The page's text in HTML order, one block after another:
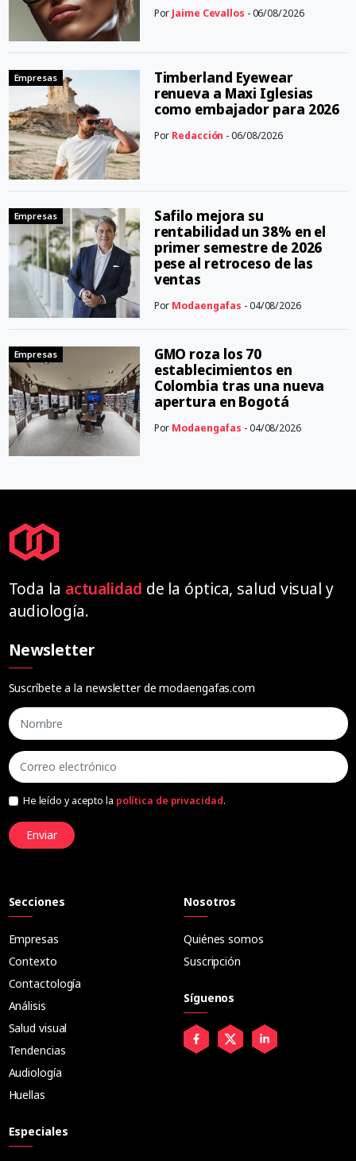
Por Jaime Cevallos - 06/08/2026
Empresas
Timberland Eyewear
renueva a Maxi Iglesias
como embajador para 2026
Por Redacción - 06/08/2026
Empresas
Safilo mejora su
rentabilidad un 38% en el
primer semestre de 2026
pese al retroceso de las
ventas
Por Modaengafas - 04/08/2026
Empresas
GMO roza los 70
establecimientos en
Colombia tras una nueva
apertura en Bogotá
Por Modaengafas - 04/08/2026
Toda la actualidad de la óptica, salud visual y
audiología.
Newsletter
Suscríbete a la newsletter de modaengafas.com
He leído y acepto la política de privacidad.
Enviar
Secciones
Empresas
Contexto
Contactología
Análisis
Salud visual
Tendencias
Audiología
Huellas
Especiales
Nosotros
Quiénes somos
Suscripción
Síguenos